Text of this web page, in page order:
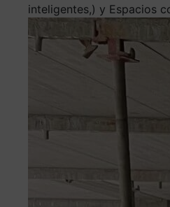
inteligentes,) y Espacios